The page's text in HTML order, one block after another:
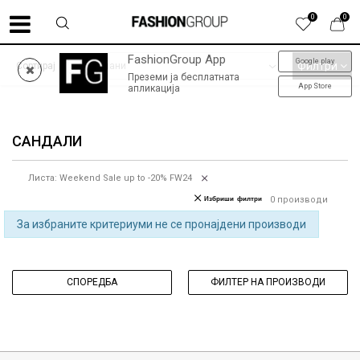
0
0
FashionGroup App
Преземи ја бесплатната
апликација
Google play
App Store
ФИНАЛНО НАМАЛУВАЊЕ до -60% | колекција пролет-лето '26
САНДАЛИ
Сортирај Филтри
Листа: Weekend Sale up to -20% FW24
0 производи
Избриши филтри
За избраните критериуми не се пронајдени производи
СПОРЕДБА ФИЛТЕР НА ПРОИЗВОДИ